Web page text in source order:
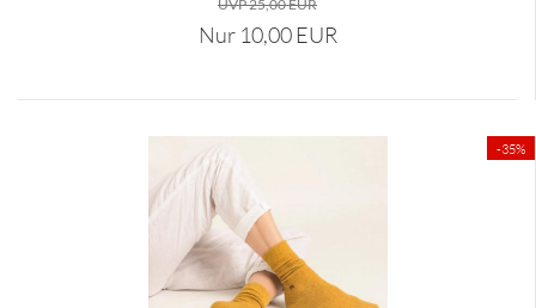
UVP 25,00 EUR
Nur 10,00 EUR
-35%